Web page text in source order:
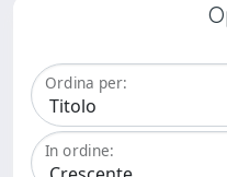
Ordina per:
In ordine: